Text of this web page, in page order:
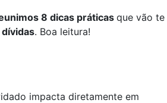
8 dicas práticas que vão te
. Boa leitura!
impacta diretamente em